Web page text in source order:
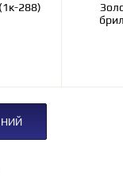
Золотое обручальное кольцо (1к-288)